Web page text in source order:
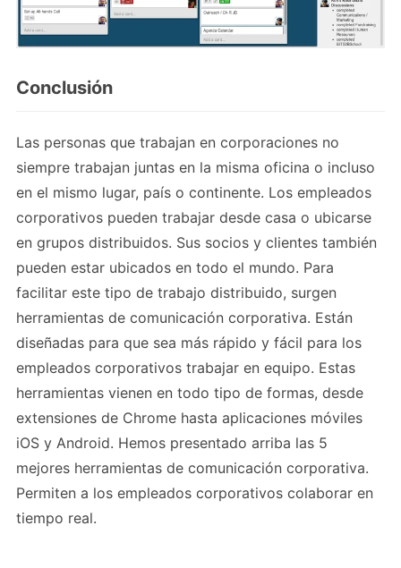
Conclusión
Las personas que trabajan en corporaciones no
siempre trabajan juntas en la misma oficina o incluso
en el mismo lugar, país o continente. Los empleados
corporativos pueden trabajar desde casa o ubicarse
en grupos distribuidos. Sus socios y clientes también
pueden estar ubicados en todo el mundo. Para
facilitar este tipo de trabajo distribuido, surgen
herramientas de comunicación corporativa. Están
diseñadas para que sea más rápido y fácil para los
empleados corporativos trabajar en equipo. Estas
herramientas vienen en todo tipo de formas, desde
extensiones de Chrome hasta aplicaciones móviles
iOS y Android. Hemos presentado arriba las 5
mejores herramientas de comunicación corporativa.
Permiten a los empleados corporativos colaborar en
tiempo real.